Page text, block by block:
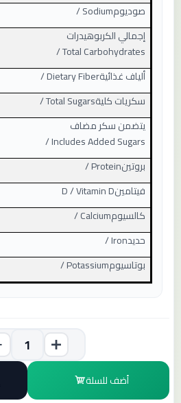
صوديوم/ Sodium
إجمالي الكربوهيدرات
/ Total Carbohydrates
ألياف غذائية/ Dietary Fiber
سكريات كلية/ Total Sugars
يتضمن سكر مضاف
/ Includes Added Sugars
بروتين/ Protein
فيتامينD / Vitamin D
كالسيوم/ Calcium
حديد/ Iron
بوتاسيوم/ Potassium
أضف للسلة